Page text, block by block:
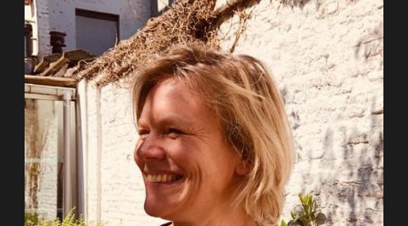
Rode draad
Achtergrond
Interessant
Zoek